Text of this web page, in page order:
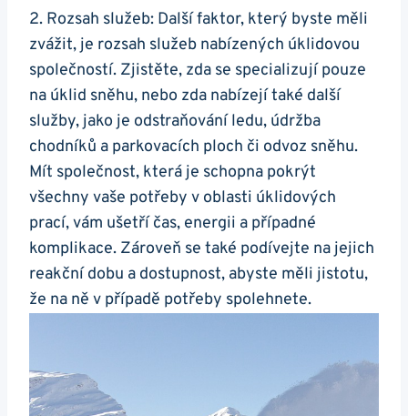
2. Rozsah služeb: Další faktor, který byste měli
zvážit, je rozsah služeb nabízených úklidovou
společností. Zjistěte, zda se specializují pouze
na úklid sněhu, nebo zda nabízejí také další
služby, jako je odstraňování ledu, údržba
chodníků a parkovacích ploch či odvoz sněhu.
Mít společnost, která je schopna pokrýt
všechny vaše potřeby v oblasti úklidových
prací, vám ušetří čas, energii a případné
komplikace. Zároveň se také podívejte na jejich
reakční dobu a dostupnost, abyste měli jistotu,
že na ně v případě potřeby spolehnete.